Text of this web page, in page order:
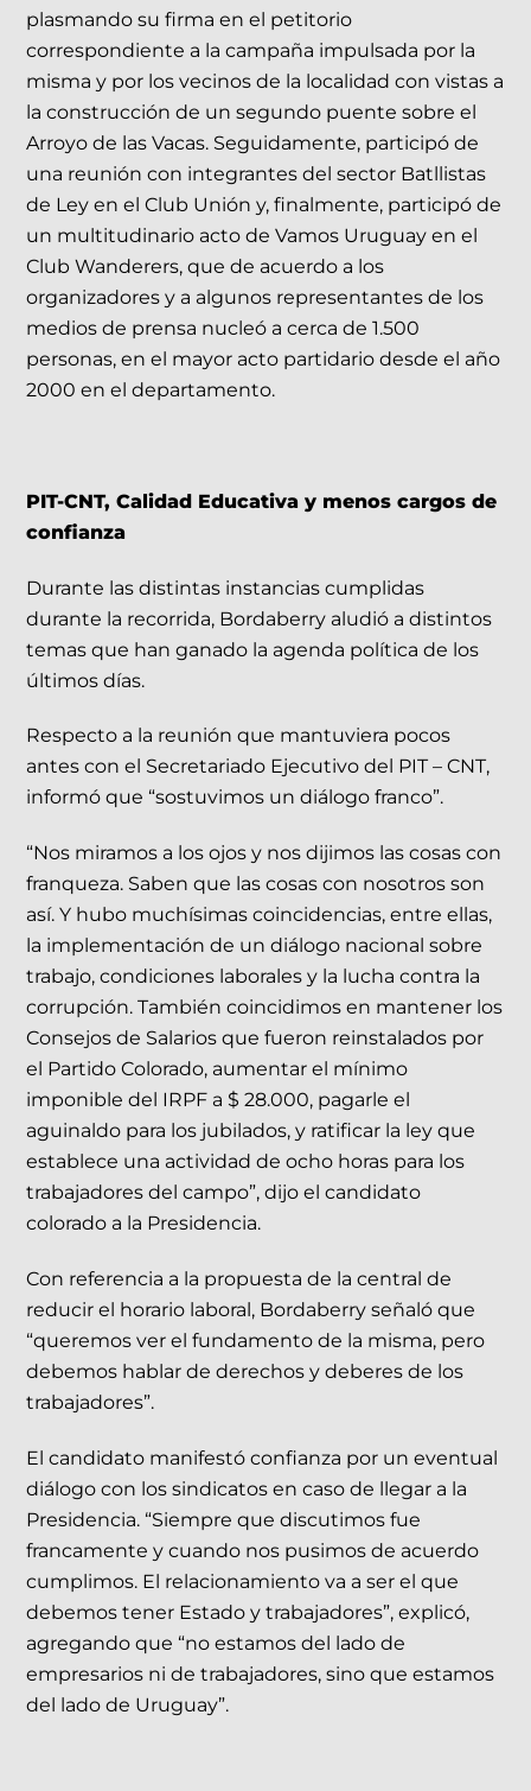
plasmando su firma en el petitorio
correspondiente a la campaña impulsada por la
misma y por los vecinos de la localidad con vistas a
la construcción de un segundo puente sobre el
Arroyo de las Vacas. Seguidamente, participó de
una reunión con integrantes del sector Batllistas
de Ley en el Club Unión y, finalmente, participó de
un multitudinario acto de Vamos Uruguay en el
Club Wanderers, que de acuerdo a los
organizadores y a algunos representantes de los
medios de prensa nucleó a cerca de 1.500
personas, en el mayor acto partidario desde el año
2000 en el departamento.
PIT-CNT, Calidad Educativa y menos cargos de
confianza
Durante las distintas instancias cumplidas
durante la recorrida, Bordaberry aludió a distintos
temas que han ganado la agenda política de los
últimos días.
Respecto a la reunión que mantuviera pocos
antes con el Secretariado Ejecutivo del PIT – CNT,
informó que “sostuvimos un diálogo franco”.
“Nos miramos a los ojos y nos dijimos las cosas con
franqueza. Saben que las cosas con nosotros son
así. Y hubo muchísimas coincidencias, entre ellas,
la implementación de un diálogo nacional sobre
trabajo, condiciones laborales y la lucha contra la
corrupción. También coincidimos en mantener los
Consejos de Salarios que fueron reinstalados por
el Partido Colorado, aumentar el mínimo
imponible del IRPF a $ 28.000, pagarle el
aguinaldo para los jubilados, y ratificar la ley que
establece una actividad de ocho horas para los
trabajadores del campo”, dijo el candidato
colorado a la Presidencia.
Con referencia a la propuesta de la central de
reducir el horario laboral, Bordaberry señaló que
“queremos ver el fundamento de la misma, pero
debemos hablar de derechos y deberes de los
trabajadores”.
El candidato manifestó confianza por un eventual
diálogo con los sindicatos en caso de llegar a la
Presidencia. “Siempre que discutimos fue
francamente y cuando nos pusimos de acuerdo
cumplimos. El relacionamiento va a ser el que
debemos tener Estado y trabajadores”, explicó,
agregando que “no estamos del lado de
empresarios ni de trabajadores, sino que estamos
del lado de Uruguay”.